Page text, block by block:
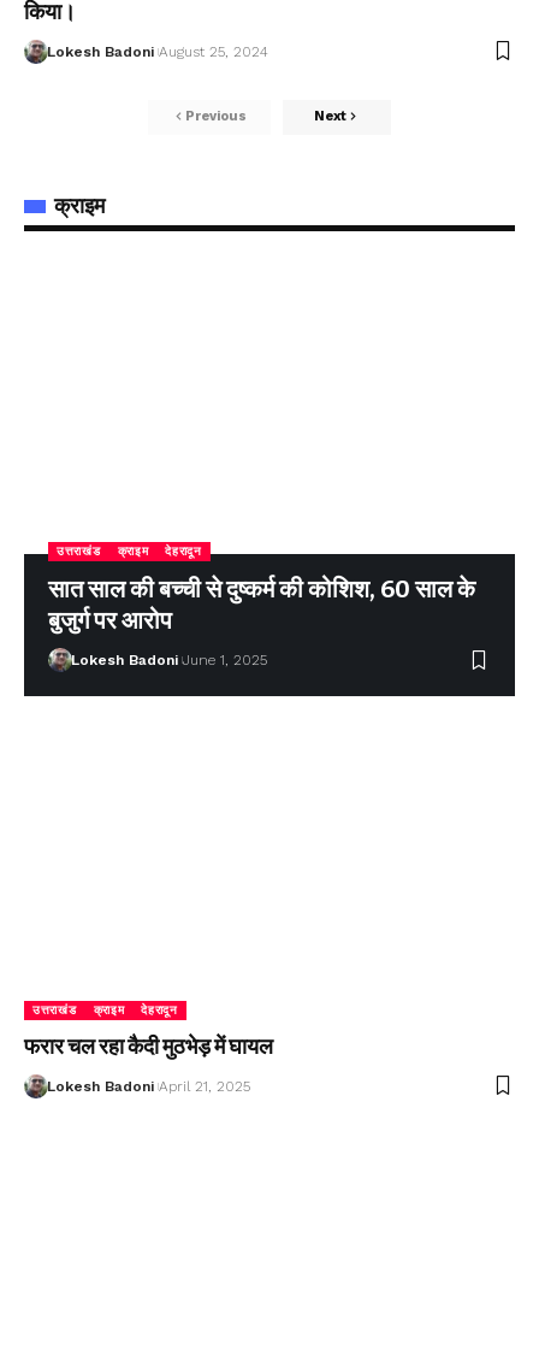
किया।
Lokesh Badoni August 25, 2024
Previous Next
क्राइम
उत्तराखंड क्राइम देहरादून
सात साल की बच्ची से दुष्कर्म की कोशिश, 60 साल के
बुजुर्ग पर आरोप
Lokesh Badoni June 1, 2025
उत्तराखंड क्राइम देहरादून
फरार चल रहा कैदी मुठभेड़ में घायल
Lokesh Badoni April 21, 2025